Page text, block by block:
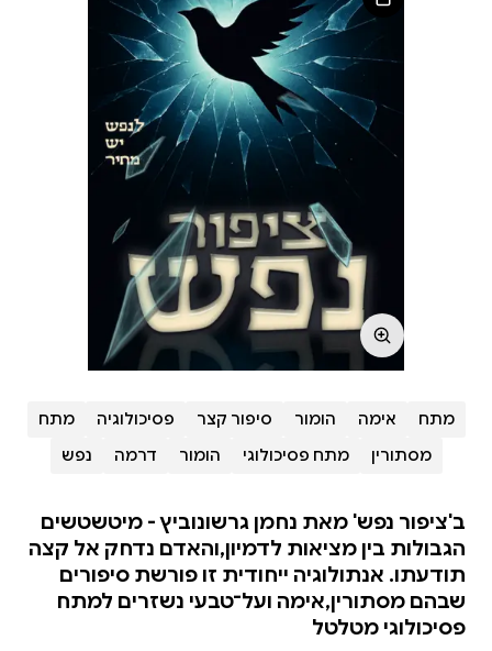
מתח אימה הומור סיפור קצר פסיכולוגיה
מתח
מסתורין
מתח פסיכולוגי הומור דרמה נפש
ב'ציפור נפש' מאת נחמן גרשונוביץ - מיטשטשים
הגבולות בין מציאות לדמיון,והאדם נדחק אל קצה
תודעתו. אנתולוגיה ייחודית זו פורשת סיפורים
שבהם מסתורין,אימה ועל־טבעי נשזרים למתח
פסיכולוגי מטלטל